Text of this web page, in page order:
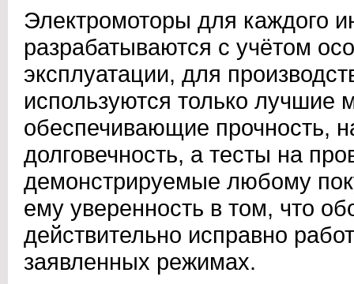
Электромоторы для каждого
разрабатываются с учётом
эксплуатации, для
используются только лучшие
обеспечивающие прочность,
долговечность, а тесты на
демонстрируемые любому
ему уверенность в том, что
действительно исправно
заявленных режимах.